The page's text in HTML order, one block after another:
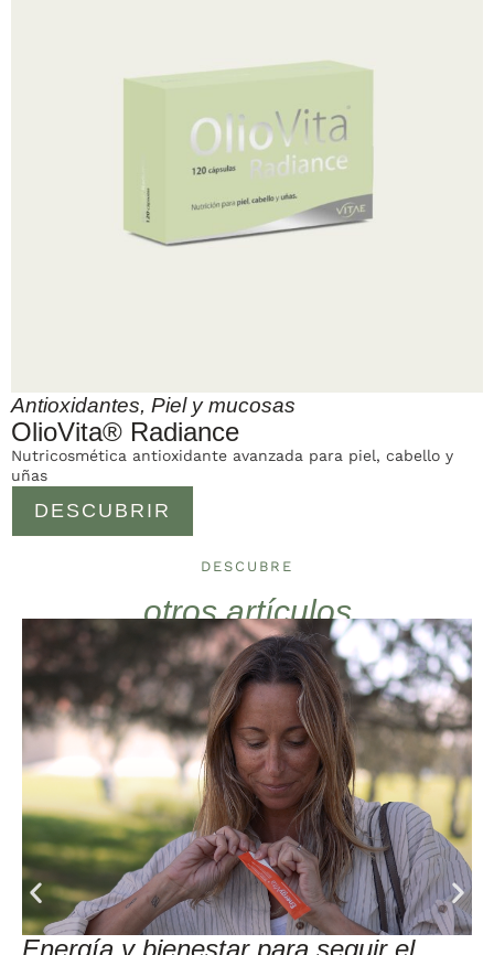
Antioxidantes, Piel y mucosas
OlioVita® Radiance
DESCUBRIR
Nutricosmética antioxidante avanzada para piel, cabello y
uñas
DESCUBRE
otros artículos